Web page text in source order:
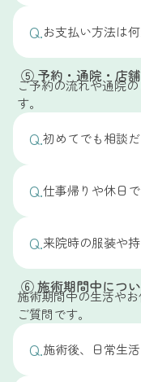
無理に通院をお
内していますので
なお、炎症や化
確認したうえで
きるかをご案内
A.
コース契約や回
度の状態に合わ
無理なご案内を
Q.お支払い方法は
A.
現金・クレジッ
ただけます。
⑤ 予約・通院・店
ご予約の流れや通院
す。
Q.初めてでも相談
A.
「自分の状態で
っしゃいますの
施術を前提とし
く、LINEでのご
とに状態を確認
えいたします。
Q.仕事帰りや休日
A.
にも通っていた
また、女性施術
丁寧な施術を受
ご都合に合わせ
Q.来院時の服装や
特に指定はありま
越しいただくと
フットケアは足
タイツやストッ
⑥ 施術期間中につ
施術期間中の生活や
ご質問です。
Q.施術後、日常生